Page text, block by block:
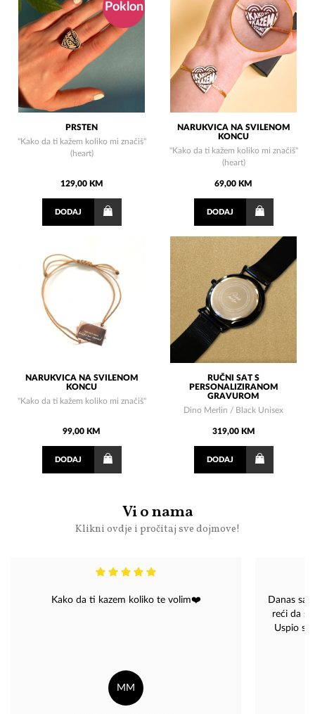
Poklon
PRSTEN
"Kako da ti kažem koliko mi značiš"
(heart)
129,00 KM
DODAJ
NARUKVICA NA SVILENOM
KONCU
"Kako da ti kažem koliko mi značiš"
(heart)
69,00 KM
DODAJ
NARUKVICA NA SVILENOM
KONCU
"Kako da ti kažem koliko mi značiš"
99,00 KM
DODAJ
RUČNI SAT S
PERSONALIZIRANOM
GRAVUROM
Dino Merlin / Black Unisex
319,00 KM
DODAJ
Vi o nama
Klikni ovdje i pročitaj sve dojmove!
Kako da ti kazem koliko te volim❤️
MM
Danas
reći da
Uspio